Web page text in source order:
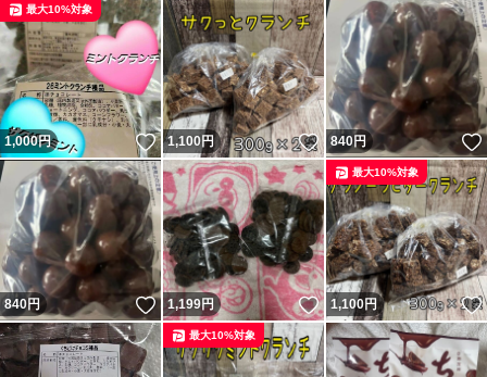
1,000円 いいね！
最大10%対象
1,100円 いいね！
840円
840円 いいね！
1,199円 いいね！
1,100円
最大10%対象
最大10%対象